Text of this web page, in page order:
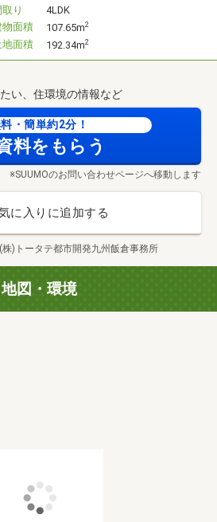
り
4LDK
物面積
107.65m2
地面積 192.34m2
い、住環境の情報など
・簡単約2分！
料をもらう
※SUUMOのお問い合わせページへ移動します
に入りに追加する
(株)トータテ都市開発九州飯倉事務所
地図・環境